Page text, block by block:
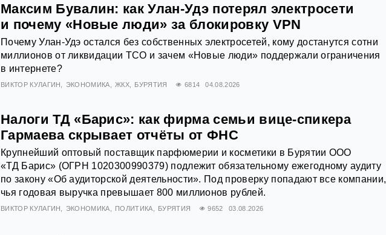
Максим Бувалин: как Улан-Удэ потерял электросети
и почему «Новые люди» за блокировку VPN
Почему Улан-Удэ остался без собственных электросетей, кому достанутся сотни
миллионов от ликвидации ТСО и зачем «Новые люди» поддержали ограничения
в интернете?
ВИКТОР КУЛАГИН ЭКОНОМИКА ЖКХ БУРЯТИЯ 6814 04.08.2026
Налоги ТД «Барис»: как фирма семьи вице-спикера
Гармаева скрывает отчёты от ФНС
Крупнейший оптовый поставщик парфюмерии и косметики в Бурятии ООО
«ТД Барис» (ОГРН 1020300990379) подлежит обязательному ежегодному аудиту
по закону «Об аудиторской деятельности». Под проверку попадают все компании,
чья годовая выручка превышает 800 миллионов рублей.
ВИКТОР КУЛАГИН ЭКОНОМИКА ПОЛИТИКА БУРЯТИЯ 9652 03.08.2026